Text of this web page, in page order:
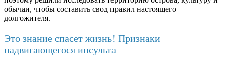
обычаи, чтобы составить свод правил настоящего
долгожителя.
Это знание спасет жизнь! Признаки
надвигающегося инсульта